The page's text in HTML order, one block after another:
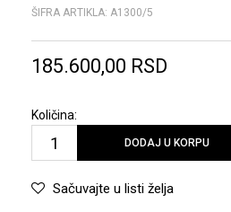
ŠIFRA ARTIKLA: A1300/5
185.600,00 RSD
Količina:
DODAJ U KORPU
Sačuvajte u listi želja